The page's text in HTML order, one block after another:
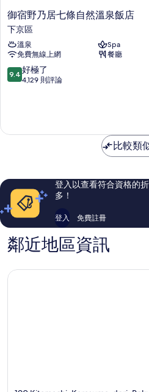
相
片
情
御
宿
野
乃
居
七
條
飯
區
御宿野乃居七條自然溫泉飯店
下京區
溫泉
Spa
免費無線上網
餐廳
9.4
分，
好
則
評
9.4 好極了
4,129 則評論
比較類
登入以查看符合資格的
多！
登入 免費註冊
鄰近地區資訊